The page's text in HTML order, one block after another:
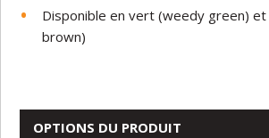
Disponible en vert (weedy green)
brown)
OPTIONS DU PRODUIT